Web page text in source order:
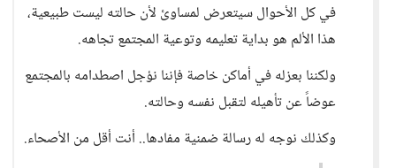
في كل الأحوال سيتعرض لمساوئ لأن حالته ليست طبيعية،
هذا الألم هو بداية تعليمه وتوعية المجتمع تجاهه.
ولكننا بعزله في أماكن خاصة فإننا نؤجل اصطدامه بالمجتمع
عوضاً عن تأهيله لتقبل نفسه وحالته.
وكذلك نوجه له رسالة ضمنية مفادها.. أنت أقل من الأصحاء.